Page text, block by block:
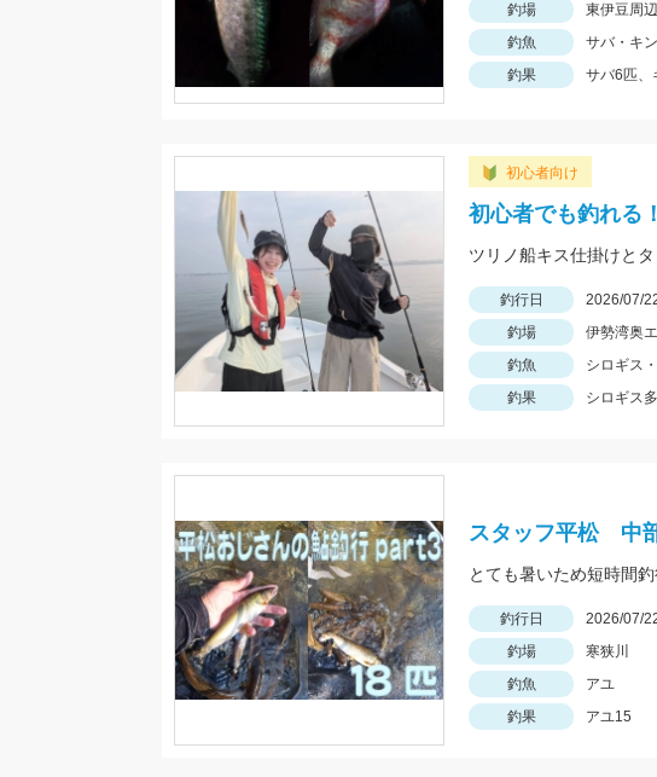
釣場
東伊豆周辺
釣魚
サバ・キ
釣果
サバ6匹、
初心者向け
初心者でも釣れる
ツリノ船キス仕掛けと
釣行日 2026/07/
釣場
伊勢湾奥
釣魚
シロギス
釣果
シロギス
スタッフ平松 中
釣行日 2026/07/
釣場
寒狭川
釣魚
アユ
釣果
アユ15